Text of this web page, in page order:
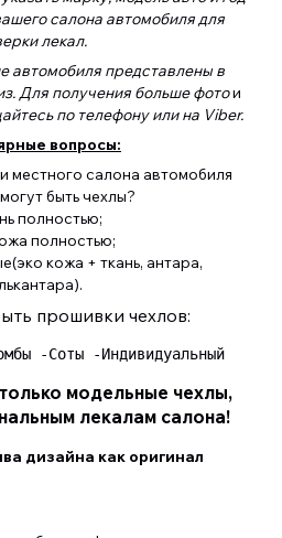
салона автомобиля для
лекал.
автомобиля представлены в
Для получения больше фотои
по телефону или на Viber.
вопросы:
местного салона автомобиля
быть чехлы?
полностью;
полностью;
кожа + ткань, антара,
прошивки чехлов:
-Соты -Индивидуальный
модельные чехлы,
лекалам салона!
дизайна как оригинал